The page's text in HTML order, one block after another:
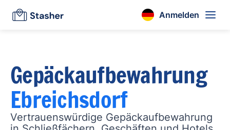
Anmelden
Gepäckaufbewahrung
Ebreichsdorf
Vertrauenswürdige Gepäckaufbewahrung